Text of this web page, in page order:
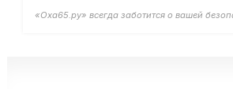
«Оха65.ру» всегда заботится о вашей